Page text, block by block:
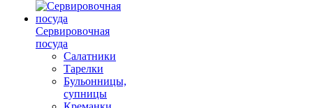
Сервировочная
посуда
Салатники
Тарелки
Бульонницы,
супницы